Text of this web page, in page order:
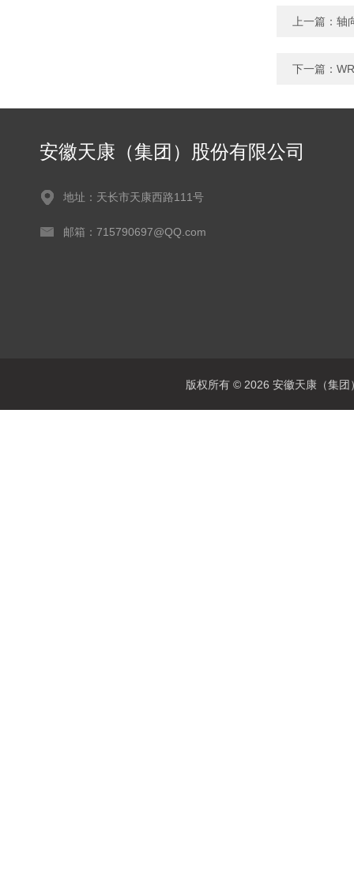
上一篇： 轴
下一篇：
安徽天康（集团）股份有限公司
地址：天长市天康西路111号
邮箱：715790697@QQ.com
版权所有 © 2026 安徽天康（集